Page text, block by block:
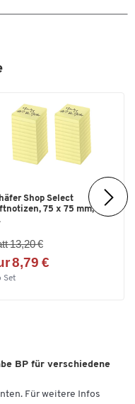
Shop Select
75 x 75 mm, 100
13,20 €
8,79 €
Set
BP für verschiedene
Für weitere Infos